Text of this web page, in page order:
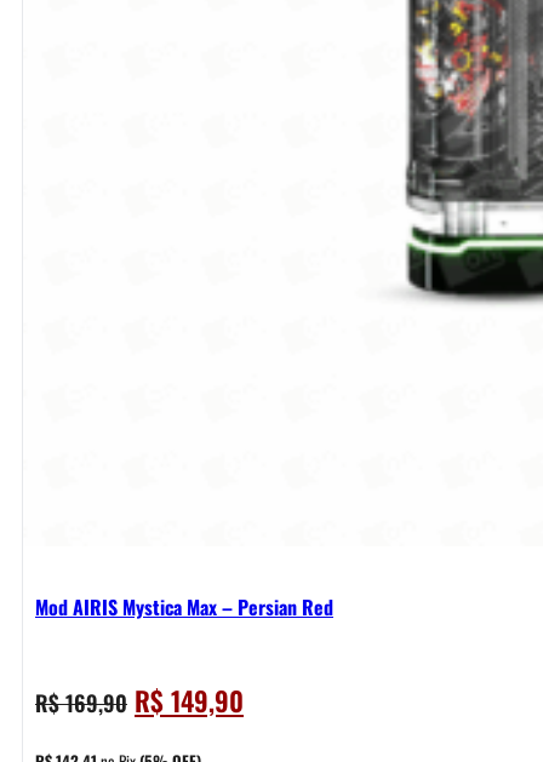
Mod AIRIS Mystica Max – Persian Red
R$169,90 O
preço
original
R$149,90
preço